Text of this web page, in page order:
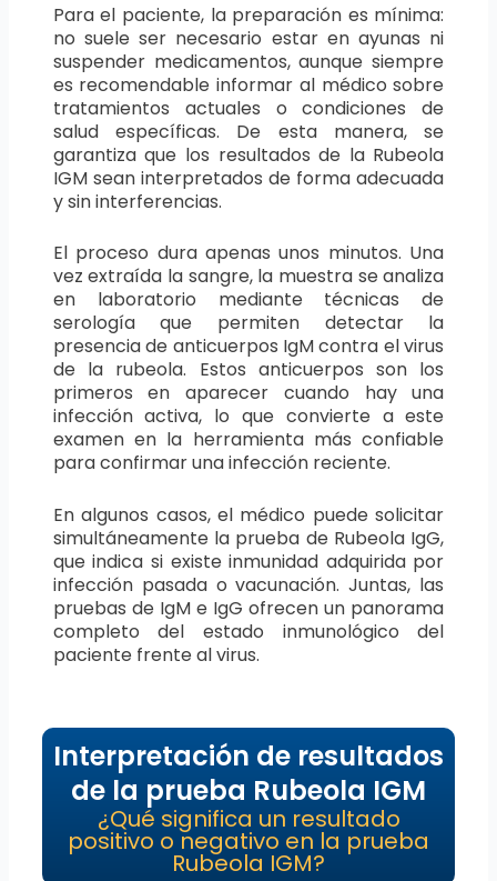
Para el paciente, la preparación es mínima:
no suele ser necesario estar en ayunas ni
suspender medicamentos, aunque siempre
es recomendable informar al médico sobre
tratamientos actuales o condiciones de
salud específicas. De esta manera, se
garantiza que los resultados de la Rubeola
IGM sean interpretados de forma adecuada
y sin interferencias.
El proceso dura apenas unos minutos. Una
vez extraída la sangre, la muestra se analiza
en laboratorio mediante técnicas de
serología que permiten detectar la
presencia de anticuerpos IgM contra el virus
de la rubeola. Estos anticuerpos son los
primeros en aparecer cuando hay una
infección activa, lo que convierte a este
examen en la herramienta más confiable
para confirmar una infección reciente.
En algunos casos, el médico puede solicitar
simultáneamente la prueba de Rubeola IgG,
que indica si existe inmunidad adquirida por
infección pasada o vacunación. Juntas, las
pruebas de IgM e IgG ofrecen un panorama
completo del estado inmunológico del
paciente frente al virus.
Interpretación de resultados
de la prueba Rubeola IGM
¿Qué significa un resultado
positivo o negativo en la prueba
Rubeola IGM?